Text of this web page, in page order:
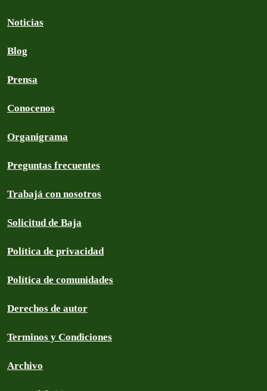
Noticias
Blog
Prensa
Conocenos
Organigrama
Preguntas frecuentes
Trabajá con nosotros
Solicitud de Baja
Política de privacidad
Política de comunidades
Derechos de autor
Terminos y Condiciones
Archivo